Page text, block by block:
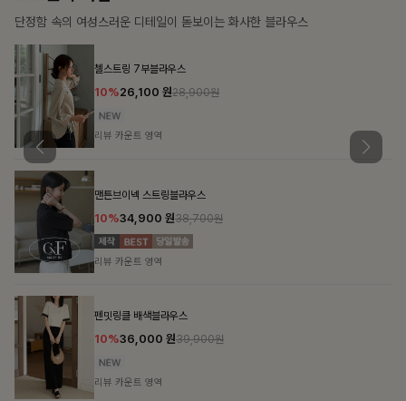
탄탄한 소재와 깔끔한 핏, 매일 손이 가는 데일리 티셔츠
몽즐라운드 베이직티셔츠
10%15,300 원16,900원
리뷰 카운트 영역
칠킷배색 프린팅맨투맨티
10%20,700 원22,900원
리뷰 카운트 영역
16,200 17,900원